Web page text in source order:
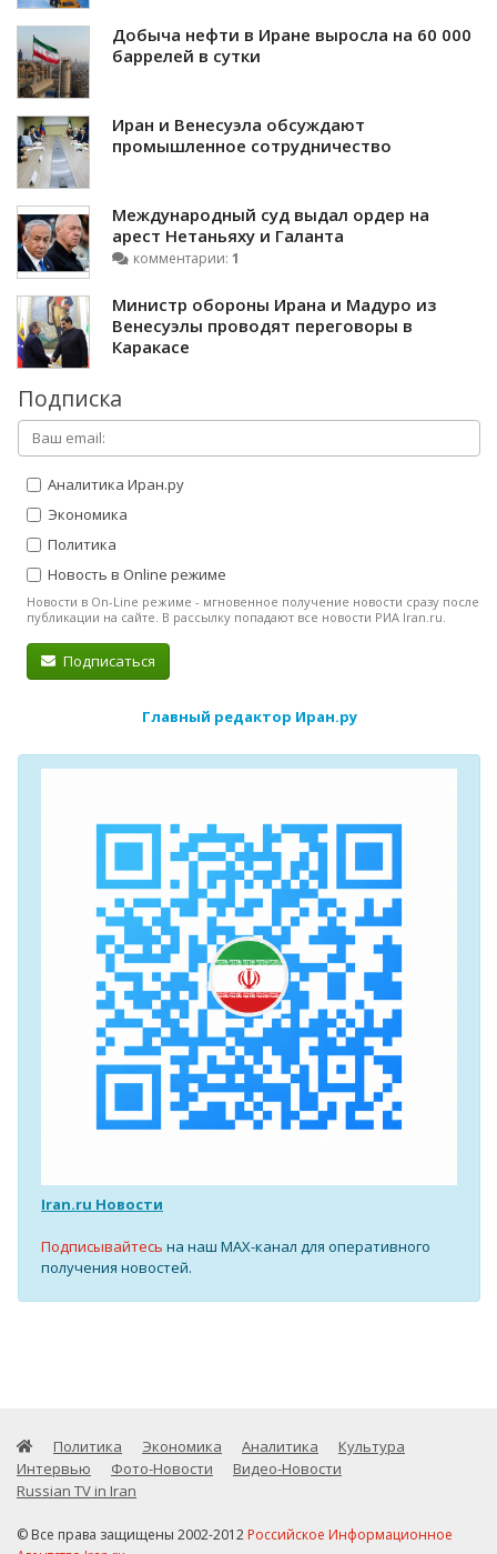
Добыча нефти в Иране выросла на 60 000
баррелей в сутки
Иран и Венесуэла обсуждают
промышленное сотрудничество
Международный суд выдал ордер на
арест Нетаньяху и Галанта
комментарии: 1
Министр обороны Ирана и Мадуро из
Венесуэлы проводят переговоры в
Каракасе
Подписка
Аналитика Иран.ру
Экономика
Политика
Новость в Online режиме
Новости в On-Line режиме - мгновенное получение новости сразу после
публикации на сайте. В рассылку попадают все новости РИА Iran.ru.
Подписаться
Главный редактор Иран.ру
Iran.ru Новости
Подписывайтесь на наш MAX-канал для оперативного
получения новостей.
Политика Экономика Аналитика
Культура
Интервью
Фото-Новости
Видео-Новости
Russian TV in Iran
© Все права защищены 2002-2012 Российское Информационное